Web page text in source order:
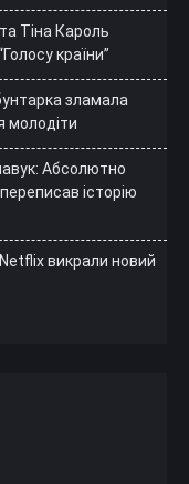
Тіна Кароль
країни”
зламала
молодіти
Абсолютно
історію
викрали новий